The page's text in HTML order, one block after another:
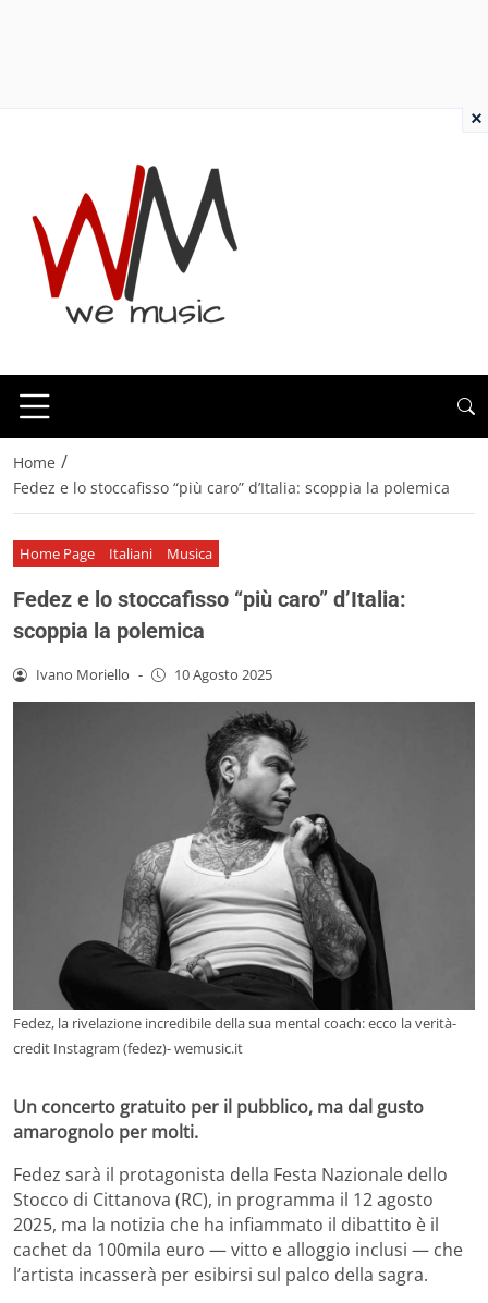
Home /
Fedez e lo stoccafisso “più caro” d’Italia: scoppia la polemica
Home Page Italiani Musica
Fedez e lo stoccafisso “più caro” d’Italia:
scoppia la polemica
Ivano Moriello - 10 Agosto 2025
Fedez, la rivelazione incredibile della sua mental coach: ecco la verità-
credit Instagram (fedez)- wemusic.it
Un concerto gratuito per il pubblico, ma dal gusto
amarognolo per molti.
Fedez sarà il protagonista della Festa Nazionale dello
Stocco di Cittanova (RC), in programma il 12 agosto
2025, ma la notizia che ha infiammato il dibattito è il
cachet da 100mila euro — vitto e alloggio inclusi — che
l’artista incasserà per esibirsi sul palco della sagra.
×